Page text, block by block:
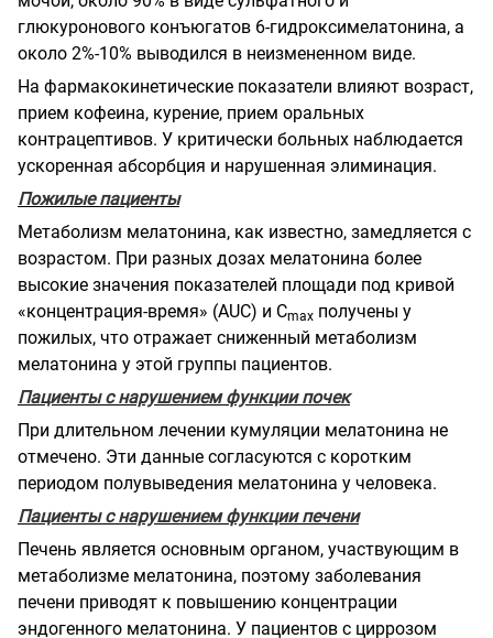
глюкуронового конъюгатов 6-гидроксимелатонина, а
около 2%-10% выводился в неизмененном виде.
На фармакокинетические показатели влияют возраст,
прием кофеина, курение, прием оральных
контрацептивов. У критически больных наблюдается
ускоренная абсорбция и нарушенная элиминация.
Пожилые пациенты
Метаболизм мелатонина, как известно, замедляется с
возрастом. При разных дозах мелатонина более
высокие значения показателей площади под кривой
«концентрация-время» (AUC) и Сmах получены у
пожилых, что отражает сниженный метаболизм
мелатонина у этой группы пациентов.
Пациенты с нарушением функции почек
При длительном лечении кумуляции мелатонина не
отмечено. Эти данные согласуются с коротким
периодом полувыведения мелатонина у человека.
Пациенты с нарушением функции печени
Печень является основным органом, участвующим в
метаболизме мелатонина, поэтому заболевания
печени приводят к повышению концентрации
эндогенного мелатонина. У пациентов с циррозом